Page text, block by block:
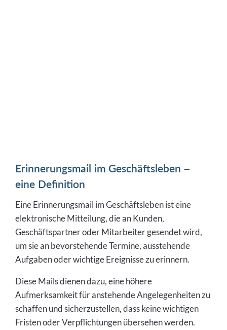
Erinnerungsmail im Geschäftsleben –
eine Definition
Eine Erinnerungsmail im Geschäftsleben ist eine
elektronische Mitteilung, die an Kunden,
Geschäftspartner oder Mitarbeiter gesendet wird,
um sie an bevorstehende Termine, ausstehende
Aufgaben oder wichtige Ereignisse zu erinnern.
Diese Mails dienen dazu, eine höhere
Aufmerksamkeit für anstehende Angelegenheiten zu
schaffen und sicherzustellen, dass keine wichtigen
Fristen oder Verpflichtungen übersehen werden.